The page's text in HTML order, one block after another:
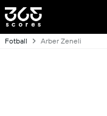
Fotball Arber Zeneli